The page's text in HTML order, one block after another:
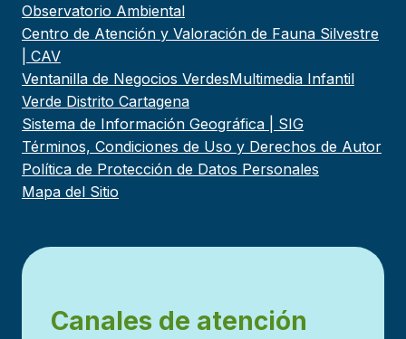
Observatorio Ambiental
Centro de Atención y Valoración de Fauna Silvestre
| CAV
Ventanilla de Negocios VerdesMultimedia Infantil
Verde Distrito Cartagena
Sistema de Información Geográfica | SIG
Términos, Condiciones de Uso y Derechos de Autor
Política de Protección de Datos Personales
Mapa del Sitio
Canales de atención